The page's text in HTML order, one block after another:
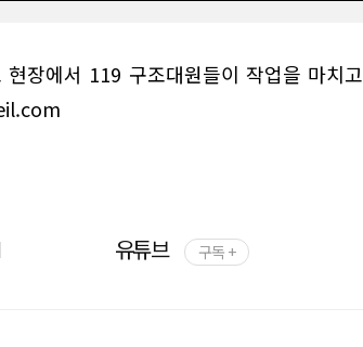
장에서 119 구조대원들이 작업을 마치고
유튜브 구독 +